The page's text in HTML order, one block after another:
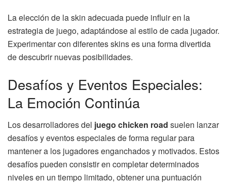
La elección de la skin adecuada puede influir en la
estrategia de juego, adaptándose al estilo de cada jugador.
Experimentar con diferentes skins es una forma divertida
de descubrir nuevas posibilidades.
Desafíos y Eventos Especiales:
La Emoción Continúa
Los desarrolladores del juego chicken road suelen lanzar
desafíos y eventos especiales de forma regular para
mantener a los jugadores enganchados y motivados. Estos
desafíos pueden consistir en completar determinados
niveles en un tiempo limitado, obtener una puntuación